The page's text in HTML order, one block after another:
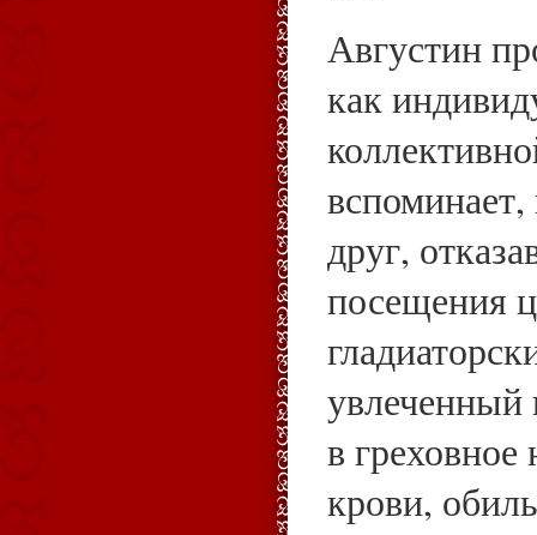
Августин
как
вспоминает,
друг,
посещения
увлеченный
в греховное
крови,